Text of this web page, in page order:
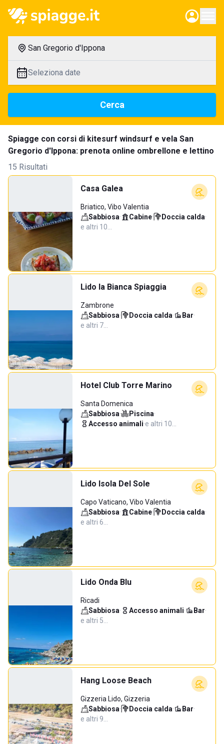
San Gregorio d'Ippona
Seleziona date
Cerca
Spiagge con corsi di kitesurf windsurf e vela San
Gregorio d'Ippona: prenota online ombrellone e lettino
15 Risultati
Casa Galea
Briatico, Vibo Valentia
Sabbiosa· Cabine· Doccia calda·
e altri 10…
Lido la Bianca Spiaggia
Zambrone
Sabbiosa· Doccia calda· Bar·
e altri 7…
Hotel Club Torre Marino
Santa Domenica
Sabbiosa· Piscina·
Accesso animali·e altri 10…
Lido Isola Del Sole
Capo Vaticano, Vibo Valentia
Sabbiosa· Cabine· Doccia calda·
e altri 6…
Lido Onda Blu
Ricadi
Sabbiosa· Accesso animali· Bar·
e altri 5…
Hang Loose Beach
Gizzeria Lido, Gizzeria
Sabbiosa· Doccia calda· Bar·
e altri 9…